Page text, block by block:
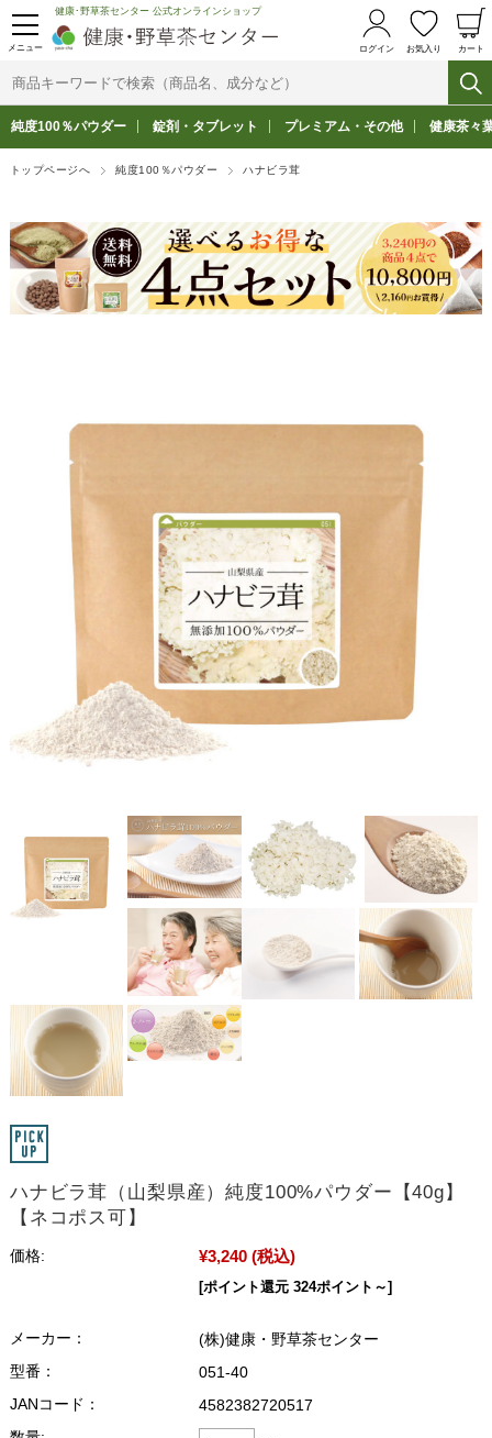
メニュー
健康･野草茶センター 公式オンラインショップ
ログイン お気入り カート
純度100％パウダー 錠剤・タブレット プレミアム・その他 健康茶々
トップページへ 純度100％パウダー ハナビラ茸
ハナビラ茸（山梨県産）純度100%パウダー【40g】
【ネコポス可】
価格: ¥3,240 (税込)
[ポイント還元 324ポイント～]
メーカー：
(株)健康・野草茶センター
型番：
051-40
JANコード：
4582382720517